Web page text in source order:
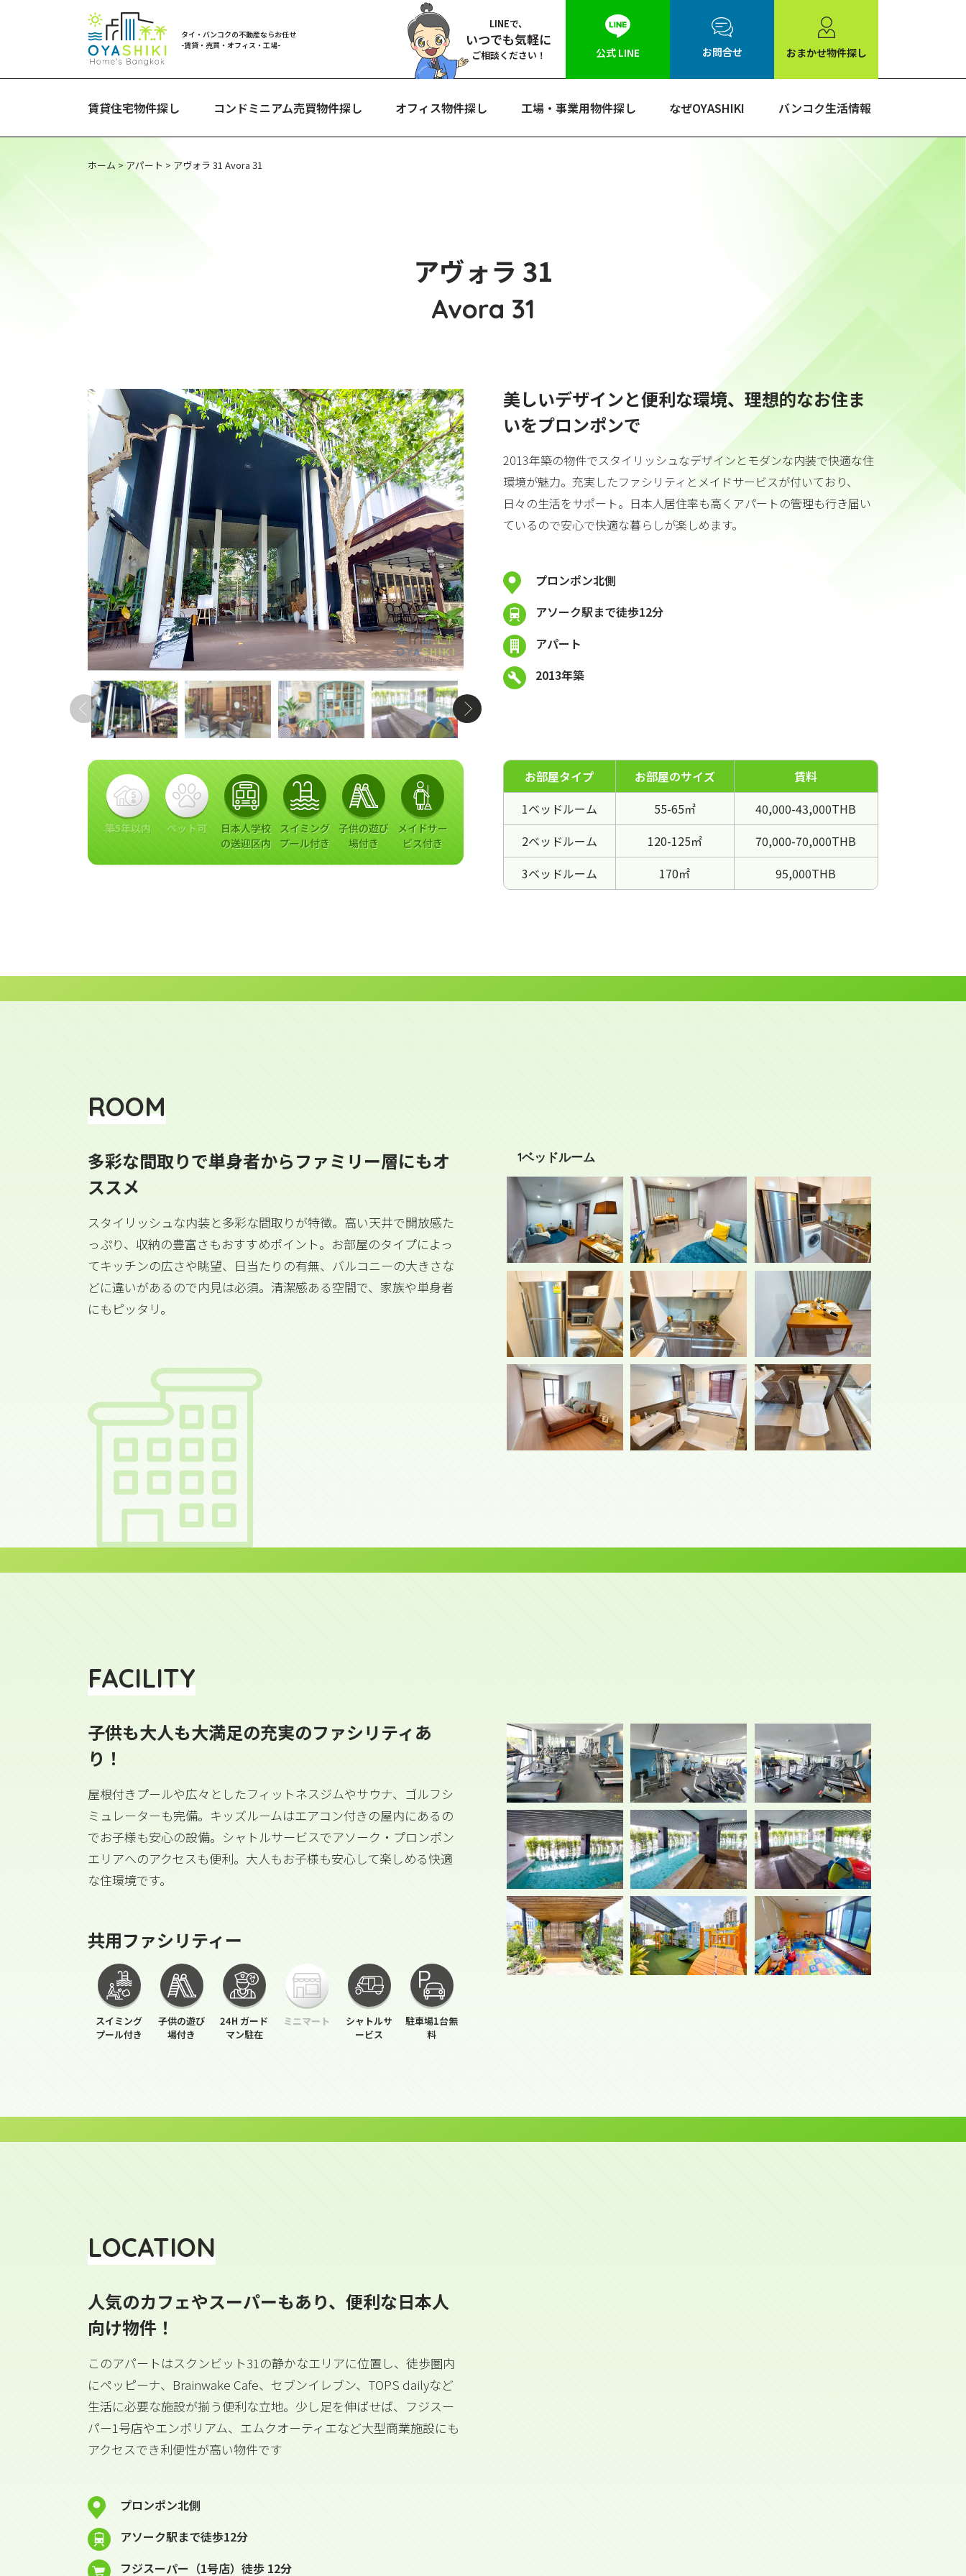
タイ・バンコクの不動産ならお任せ
-賃貸・売買・オフィス・工場-
LINEで、
いつでも気軽に
ご相談ください！ 公式 LINE お問合せ おまかせ物件探し
賃貸住宅物件探し コンドミニアム売買物件探し オフィス物件探し 工場・事業用物件探し なぜOYASHIKI バンコク生活情報
ホーム >アパート > アヴォラ 31 Avora 31
アヴォラ 31
Avora 31
美しいデザインと便利な環境、理想的なお住ま
いをプロンポンで
2013年築の物件でスタイリッシュなデザインとモダンな内装で快適な住
環境が魅力。充実したファシリティとメイドサービスが付いており、
日々の生活をサポート。日本人居住率も高くアパートの管理も行き届い
ているので安心で快適な暮らしが楽しめます。
プロンポン北側
アソーク駅まで徒歩12分
アパート
2013年築
お部屋タイプ お部屋のサイズ
賃料
1ベッドルーム
55-65㎡
40,000-43,000THB
2ベッドルーム
120-125㎡
70,000-70,000THB
3ベッドルーム
170㎡ 95,000THB
築5年以内 ペット可
日本人学校
の送迎区内
スイミング
プール付き
子供の遊び
場付き
メイドサー
ビス付き
ROOM
多彩な間取りで単身者からファミリー層にもオ
ススメ
スタイリッシュな内装と多彩な間取りが特徴。高い天井で開放感た
っぷり、収納の豊富さもおすすめポイント。お部屋のタイプによっ
てキッチンの広さや眺望、日当たりの有無、バルコニーの大きさな
どに違いがあるので内見は必須。清潔感ある空間で、家族や単身者
にもピッタリ。
1ベッドルーム
FACILITY
子供も大人も大満足の充実のファシリティあ
り！
屋根付きプールや広々としたフィットネスジムやサウナ、ゴルフシ
ミュレーターも完備。キッズルームはエアコン付きの屋内にあるの
でお子様も安心の設備。シャトルサービスでアソーク・プロンポン
エリアへのアクセスも便利。大人もお子様も安心して楽しめる快適
な住環境です。
共用ファシリティー
スイミング
プール付き
子供の遊び
場付き
24H ガード
マン駐在
ミニマート
シャトルサ
ービス
駐車場1台無
料
LOCATION
人気のカフェやスーパーもあり、便利な日本人
向け物件！
このアパートはスクンビット31の静かなエリアに位置し、徒歩圏内
にペッピーナ、Brainwake Cafe、セブンイレブン、TOPS dailyなど
生活に必要な施設が揃う便利な立地。少し足を伸ばせば、フジスー
パー1号店やエンポリアム、エムクオーティエなど大型商業施設にも
アクセスでき利便性が高い物件です
プロンポン北側
アソーク駅まで徒歩12分
フジスーパー（1号店）徒歩 12分